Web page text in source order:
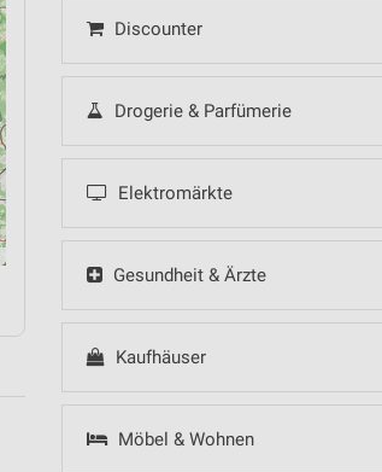
Discounter
Drogerie & Parfümerie
Elektromärkte
Gesundheit & Ärzte
Kaufhäuser
Möbel & Wohnen